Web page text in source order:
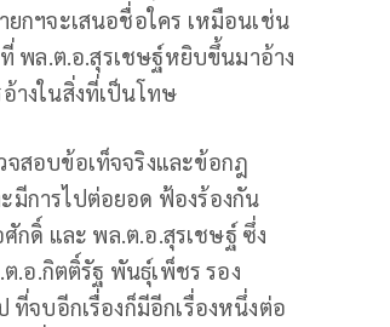
กฯจะเสนอชื่อใคร เหมือนเช่น
พล.ต.อ.สุรเชษฐ์หยิบขึ้นมาอ้าง
างในสิ่งที่เป็นโทษ
จสอบข้อเท็จจริงและข้อกฎ
มีการไปต่อยอด ฟ้องร้องกัน
กดิ์ และ พล.ต.อ.สุรเชษฐ์ ซึ่ง
.อ.กิตติ์รัฐ พันธุ์เพ็ชร รอง
ที่จบอีกเรื่องก็มีอีกเรื่องหนึ่งต่อ